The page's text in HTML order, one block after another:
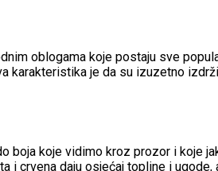
oblogama koje postaju sve
karakteristika je da su izuzetno
koje vidimo kroz prozor i koje
i crvena daju osjećaj topline i ugode,